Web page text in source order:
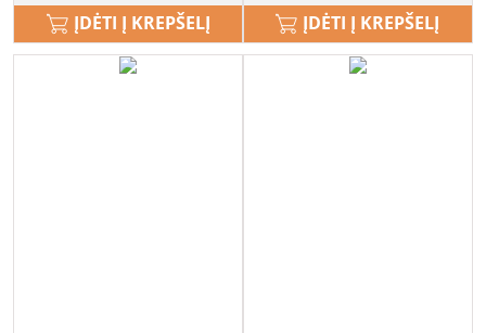
ĮDĖTI Į KREPŠELĮ ĮDĖTI Į KREPŠELĮ